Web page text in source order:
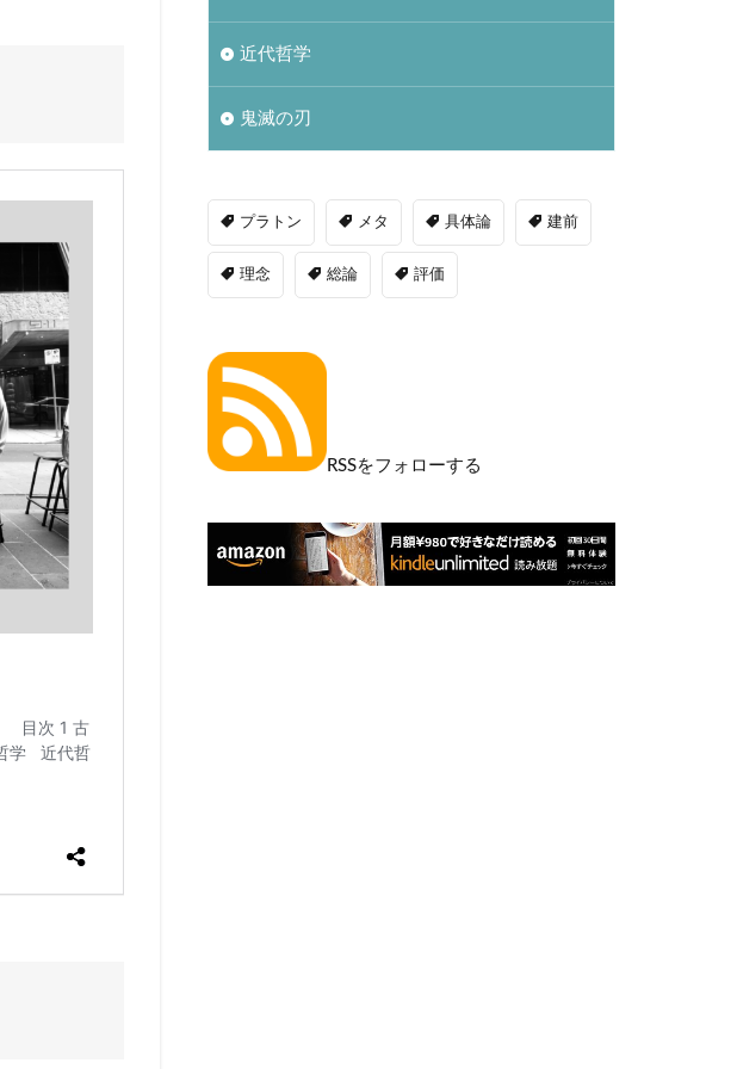
近代哲学
鬼滅の刃
プラトン メタ 具体論 建前
理念 総論 評価
RSSをフォローする